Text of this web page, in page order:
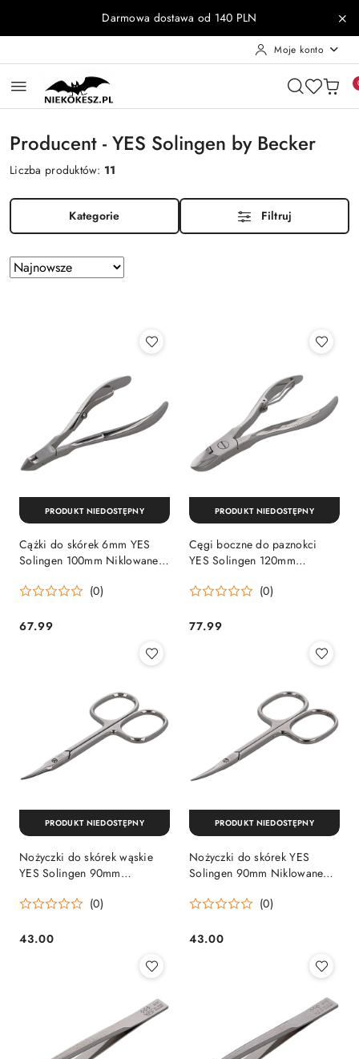
Przejdź do treści głównej
Przejdź do wyszukiwarki
Przejdź do moje konto
Przejdź do menu głównego
Przejdź do stopkiDarmowa dostawa od 140 PLN
Moje konto
Producent - YES Solingen by Becker
Liczba produktów: 11
Kategorie Filtruj
Zastosowano
sortowanie:
Sortuj
według
Cążki do skórek 6mm YES
Solingen 100mm Niklowane
Becker
(0)
Cena:
67.99
PRODUKT NIEDOSTĘPNY
Cęgi boczne do paznokci
YES Solingen 120mm
Solingen by Becker
(0)
Cena:
77.99
PRODUKT NIEDOSTĘPNY
Nożyczki do skórek wąskie
YES Solingen 90mm
Solingen by Becker
(0)
Cena:
43.00
PRODUKT NIEDOSTĘPNY
Nożyczki do skórek YES
Solingen 90mm Niklowane
Becker
(0)
Cena:
43.00
PRODUKT NIEDOSTĘPNY